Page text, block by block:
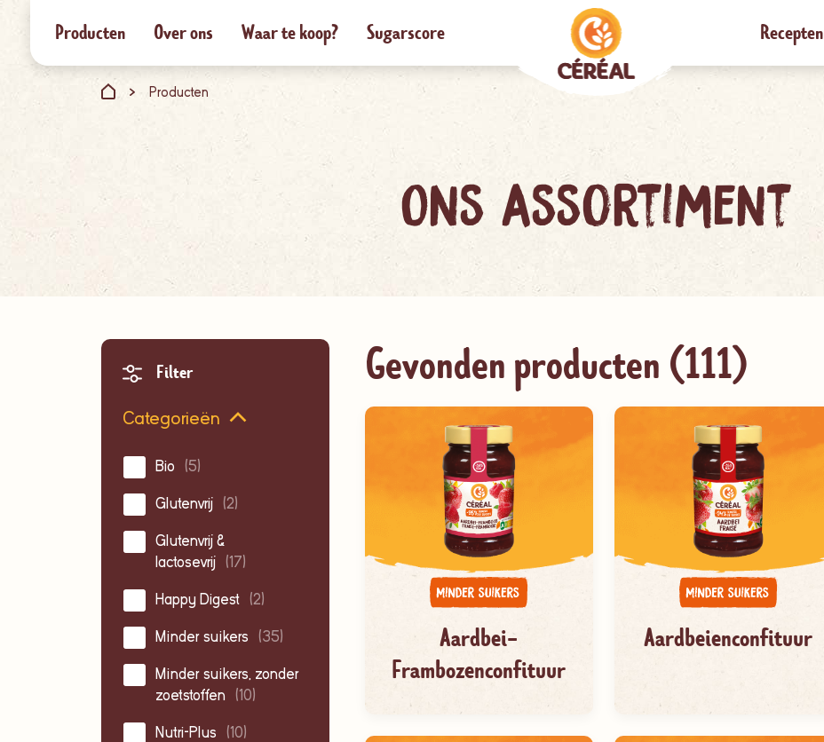
Producten Over ons Waar te koop? Sugarscore Recepten
Producten
Ons assortiment
Filter
Categorieën
Bio (5)
Glutenvrij (2)
Glutenvrij &
lactosevrij
(17)
Happy Digest (2)
Minder suikers (35)
Minder suikers, zonder
zoetstoffen
(10)
Nutri-Plus (10)
Gevonden producten (111)
Aardbei-
Frambozenconfituur
Aardbeienconfituur